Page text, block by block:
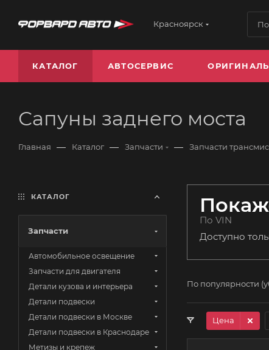
Красноярск
КАТАЛОГ АВТОСЕРВИС
Сапуны заднего моста
Главная — Каталог — Запчасти — Запчасти
По VIN
Доступно
По популярности
Цена
КАТАЛОГ
Запчасти
Автомобильное освещение
Запчасти для двигателя
Детали кузова и интерьера
Детали подвески
Детали подвески в Москве
Детали подвески в Краснодаре
Метизы и крепеж